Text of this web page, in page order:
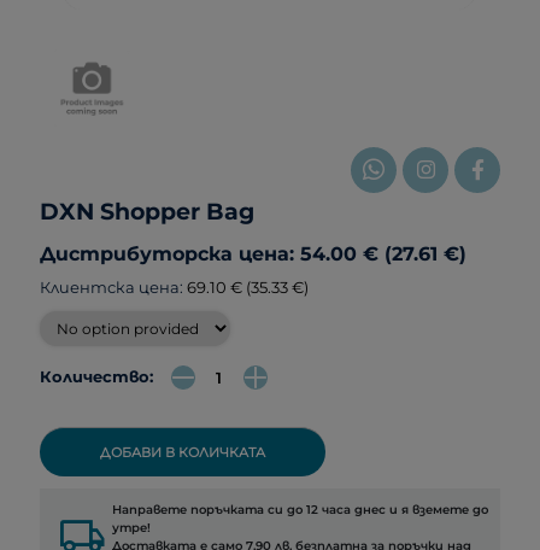
DXN Shopper Bag
Дистрибуторска цена: 54.00 € (27.61 €)
Клиентска цена: 69.10 € (35.33 €)
Количество:
ДОБАВИ В КОЛИЧКАТА
local_shipping Направете поръчката си до 12 часа днес и я вземете до
утре!
Доставката е само 7,90 лв, безплатна за поръчки над